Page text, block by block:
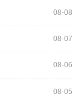
08-08
08-07
08-06
08-05